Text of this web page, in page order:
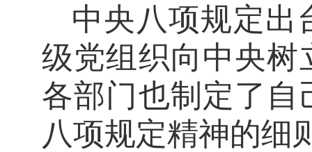
中央八项规定出
级党组织向中央树
各部门也制定了
八项规定精神的细